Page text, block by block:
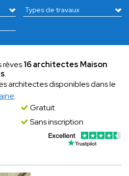
rêves16 architectes Maison
.
architectes disponibles dans le
.
Gratuit
Sans inscription